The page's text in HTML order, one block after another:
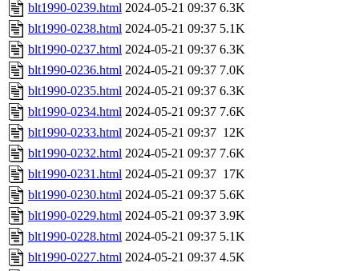
blt1990-0239.html 2024-05-21 09:37 6.3K
blt1990-0238.html 2024-05-21 09:37 5.1K
blt1990-0237.html 2024-05-21 09:37 6.3K
blt1990-0236.html 2024-05-21 09:37 7.0K
blt1990-0235.html 2024-05-21 09:37 6.3K
blt1990-0234.html 2024-05-21 09:37 7.6K
blt1990-0233.html 2024-05-21 09:37 12K
blt1990-0232.html 2024-05-21 09:37 7.6K
blt1990-0231.html 2024-05-21 09:37 17K
blt1990-0230.html 2024-05-21 09:37 5.6K
blt1990-0229.html 2024-05-21 09:37 3.9K
blt1990-0228.html 2024-05-21 09:37 5.1K
blt1990-0227.html 2024-05-21 09:37 4.5K